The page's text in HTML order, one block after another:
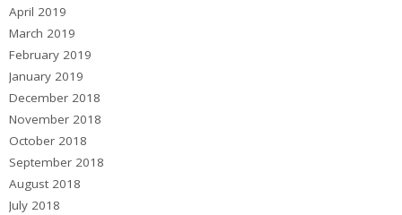
April 2019
March 2019
February 2019
January 2019
December 2018
November 2018
October 2018
September 2018
August 2018
July 2018